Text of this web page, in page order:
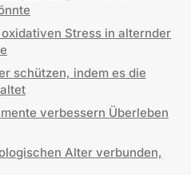
Stress in alternder
schützen, indem es die
verbessern Überleben
Alter verbunden,